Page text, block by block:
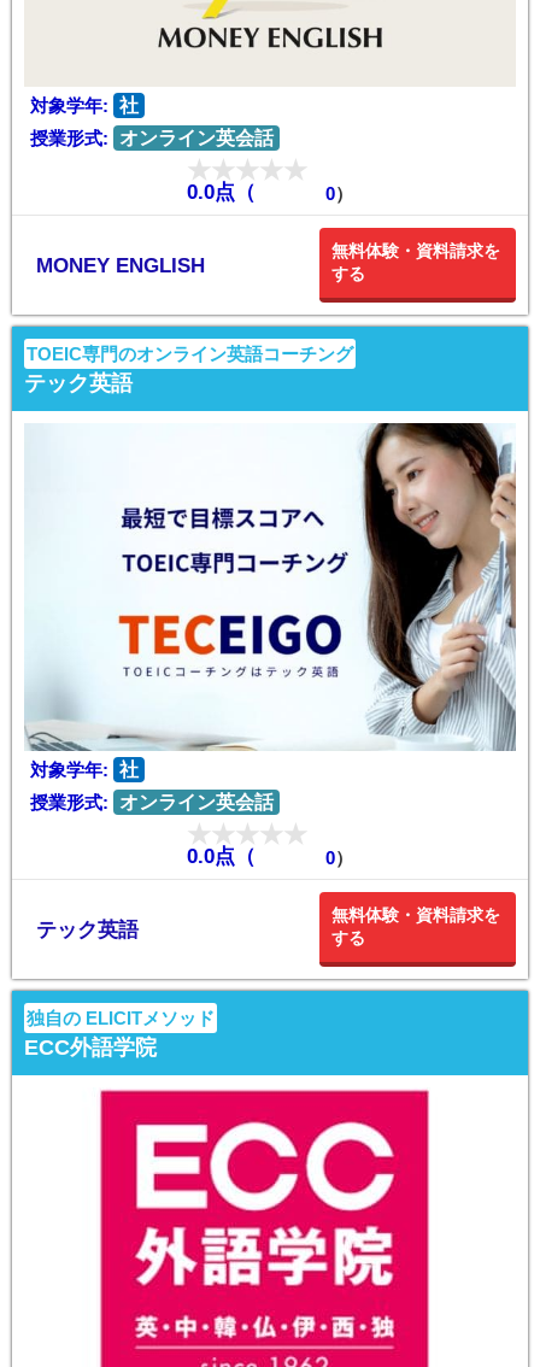
対象学年: 社
授業形式:
オンライン英会話
0.0点（ 0）
MONEY ENGLISH
無料体験・資料請求を
する
TOEIC専門のオンライン英語コーチング
テック英語
対象学年: 社
授業形式:
オンライン英会話
0.0点（ 0）
テック英語
無料体験・資料請求を
する
独自の ELICITメソッド
ECC外語学院